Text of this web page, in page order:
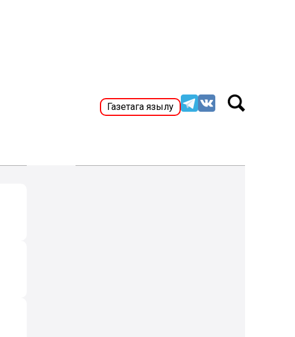
Газетага язылу